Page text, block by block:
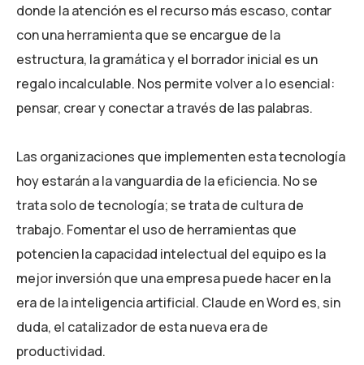
donde la atención es el recurso más escaso, contar
con una herramienta que se encargue de la
estructura, la gramática y el borrador inicial es un
regalo incalculable. Nos permite volver a lo esencial:
pensar, crear y conectar a través de las palabras.
Las organizaciones que implementen esta tecnología
hoy estarán a la vanguardia de la eficiencia. No se
trata solo de tecnología; se trata de cultura de
trabajo. Fomentar el uso de herramientas que
potencien la capacidad intelectual del equipo es la
mejor inversión que una empresa puede hacer en la
era de la inteligencia artificial. Claude en Word es, sin
duda, el catalizador de esta nueva era de
productividad.